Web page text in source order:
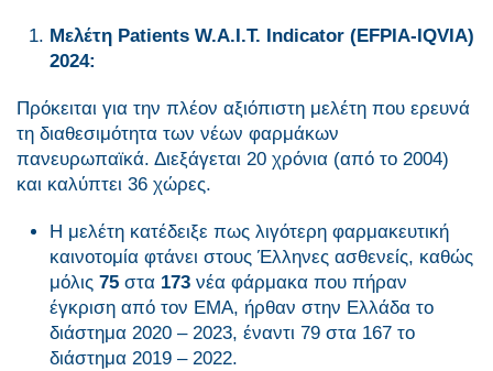
Μελέτη Patients W.A.I.T. Indicator (EFPIA-IQVIA)
2024:
Πρόκειται για την πλέον αξιόπιστη μελέτη που ερευνά
τη διαθεσιμότητα των νέων φαρμάκων
πανευρωπαϊκά. Διεξάγεται 20 χρόνια (από το 2004)
και καλύπτει 36 χώρες.
Η μελέτη κατέδειξε πως λιγότερη φαρμακευτική
καινοτομία φτάνει στους Έλληνες ασθενείς, καθώς
μόλις 75 στα 173 νέα φάρμακα που πήραν
έγκριση από τον ΕΜΑ, ήρθαν στην Ελλάδα το
διάστημα 2020 – 2023, έναντι 79 στα 167 το
διάστημα 2019 – 2022.